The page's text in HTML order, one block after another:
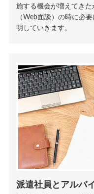
施する機会が増えてき
（Web面談）の時に必
明していきます。
派遣社員とアルバ